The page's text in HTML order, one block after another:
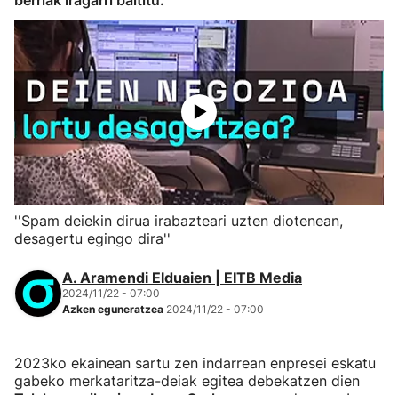
''Spam deiekin dirua irabazteari uzten diotenean,
desagertu egingo dira''
A. Aramendi Elduaien | EITB Media
2024/11/22 - 07:00
Azken eguneratzea 2024/11/22 - 07:00
2023ko ekainean sartu zen indarrean enpresei eskatu
gabeko merkataritza-deiak egitea debekatzen dien